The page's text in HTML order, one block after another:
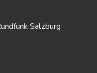
Salzburg